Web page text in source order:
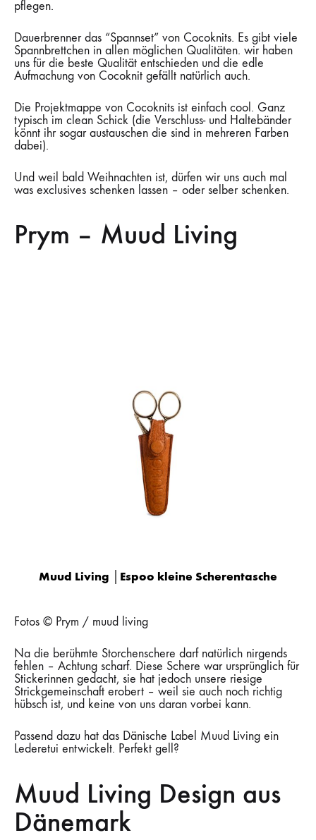
pflegen.
Dauerbrenner das “Spannset” von Cocoknits. Es gibt viele
Spannbrettchen in allen möglichen Qualitäten. wir haben
uns für die beste Qualität entschieden und die edle
Aufmachung von Cocoknit gefällt natürlich auch.
Die Projektmappe von Cocoknits ist einfach cool. Ganz
typisch im clean Schick (die Verschluss- und Haltebänder
könnt ihr sogar austauschen die sind in mehreren Farben
dabei).
Und weil bald Weihnachten ist, dürfen wir uns auch mal
was exclusives schenken lassen – oder selber schenken.
Prym – Muud Living
Muud Living │Espoo kleine Scherentasche
Fotos © Prym / muud living
Na die berühmte Storchenschere darf natürlich nirgends
fehlen – Achtung scharf. Diese Schere war ursprünglich für
Stickerinnen gedacht, sie hat jedoch unsere riesige
Strickgemeinschaft erobert – weil sie auch noch richtig
hübsch ist, und keine von uns daran vorbei kann.
Passend dazu hat das Dänische Label Muud Living ein
Lederetui entwickelt. Perfekt gell?
Muud Living Design aus
Dänemark